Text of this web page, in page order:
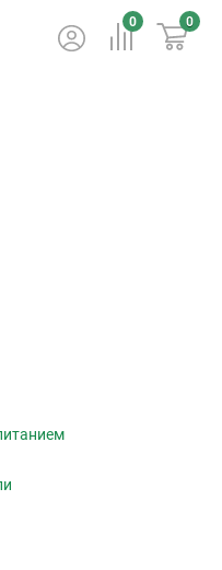
0 0